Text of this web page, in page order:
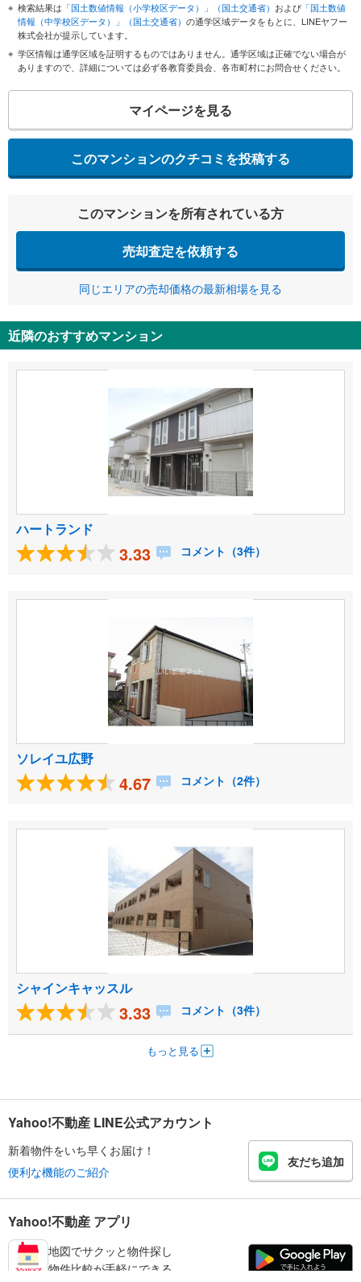
検索結果は 「国土数値情報（小学校区データ）」（国土交通省） および 「国土数値
情報（中学校区データ）」（国土交通省） の通学区域データをもとに、LINEヤフー
株式会社が提示しています。
学区情報は通学区域を証明するものではありません。通学区域は正確でない場合が
ありますので、詳細については必ず各教育委員会、各市町村にお問合せください。
マイページを見る
このマンションのクチコミを投稿する
このマンションを所有されている方
売却査定を依頼する
同じエリアの売却価格の最新相場を見る
近隣のおすすめマンション
ハートランド
3.33 コメント（3件）
ソレイユ広野
4.67 コメント（2件）
シャインキャッスル
3.33 コメント（3件）
もっと見る
Yahoo!不動産 LINE公式アカウント
新着物件をいち早くお届け！
便利な機能のご紹介
友だち追加
Yahoo!不動産 アプリ
地図でサクッと物件探し
物件比較が手軽にできる